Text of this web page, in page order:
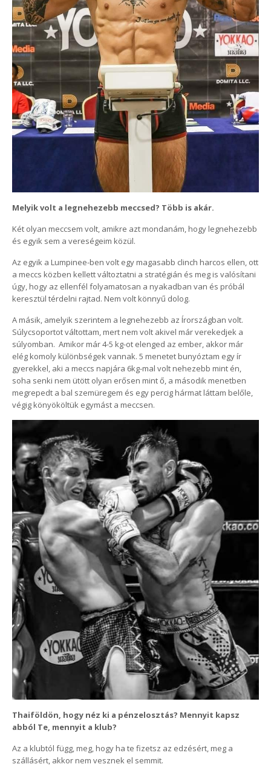
Melyik volt a legnehezebb meccsed? Több is akár.
Két olyan meccsem volt, amikre azt mondanám, hogy legnehezebb
és egyik sem a vereségeim közül.
Az egyik a Lumpinee-ben volt egy magasabb clinch harcos ellen, ott
a meccs közben kellett változtatni a stratégián és meg is valósítani
úgy, hogy az ellenfél folyamatosan a nyakadban van és próbál
keresztül térdelni rajtad. Nem volt könnyű dolog.
A másik, amelyik szerintem a legnehezebb az Írországban volt.
Súlycsoportot váltottam, mert nem volt akivel már verekedjek a
súlyomban. Amikor már 4-5 kg-ot elenged az ember, akkor már
elég komoly különbségek vannak. 5 menetet bunyóztam egy ír
gyerekkel, aki a meccs napjára 6kg-mal volt nehezebb mint én,
soha senki nem ütött olyan erősen mint ő, a második menetben
megrepedt a bal szemüregem és egy percig hármat láttam belőle,
végig könyököltük egymást a meccsen.
Thaiföldön, hogy néz ki a pénzelosztás? Mennyit kapsz
abból Te, mennyit a klub?
Az a klubtól függ, meg, hogy ha te fizetsz az edzésért, meg a
szállásért, akkor nem vesznek el semmit.